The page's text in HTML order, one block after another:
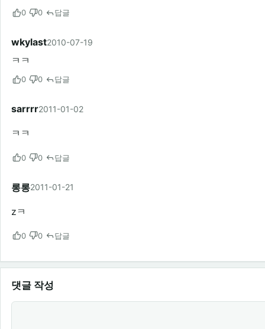
0 0 답글
wkylast2010-07-19
ㅋㅋ
0 0 답글
sarrrr2011-01-02
ㅋㅋ
0 0 답글
롱롱2011-01-21
zㅋ
0 0 답글
댓글 작성